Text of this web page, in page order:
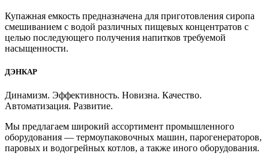
Купажная емкость предназначена для приготовления сиропа
смешиванием с водой различных пищевых концентратов с
целью последующего получения напитков требуемой
насыщенности.
ДЭНКАР
Динамизм. Эффективность. Новизна. Качество.
Автоматизация. Развитие.
Мы предлагаем широкий ассортимент промышленного
оборудования — термоупаковочных машин, парогенераторов,
паровых и водогрейных котлов, а также иного оборудования.